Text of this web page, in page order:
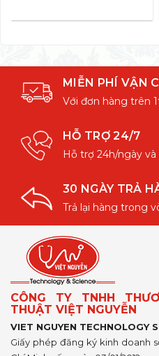
MIỄN PHÍ VẬN
Với đơn hàng trên
HỖ TRỢ 24/7
Hỗ trợ 24h/ngày
30 NGÀY TRẢ
Trả lại hàng trong
CÔNG TY TNHH
THUẬT VIỆT NGUYỄN
VIET NGUYEN TECHNOLOGY
Giấy phép đăng ký kinh doanh